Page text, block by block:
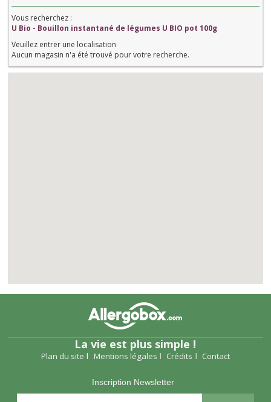
Vous recherchez :
U Bio - Bouillon instantané de légumes U BIO pot 100g
Veuillez entrer une localisation
Aucun magasin n'a été trouvé pour votre recherche.
La vie est plus simple !
Plan du site Mentions légales Crédits Contact
Inscription Newsletter